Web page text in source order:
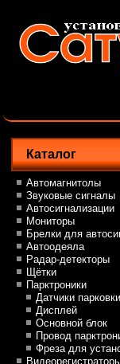
Каталог
Автомагнитолы
Звуковые сигналы
Автосигнализации
Мониторы
Брелки для
Автоодеяла
Радар-детекторы
Щётки
Парктроники
Датчики парковки
Дисплей
Основной блок
Провод
Фреза для